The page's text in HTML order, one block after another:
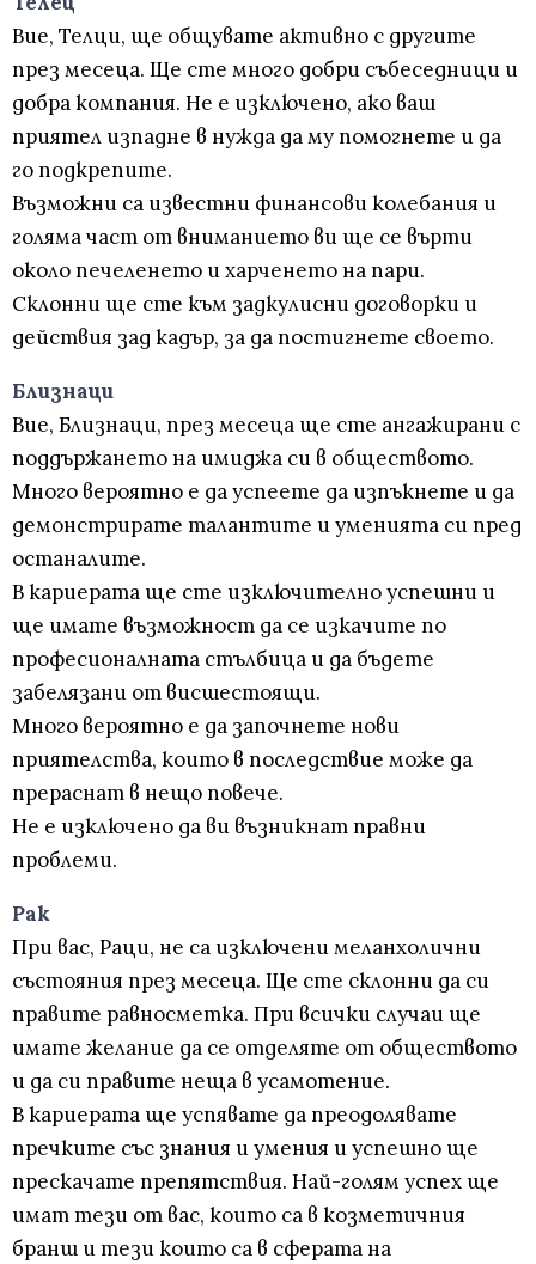
Вие, Телци, ще общувате активно с другите
през месеца. Ще сте много добри събеседници и
добра компания. Не е изключено, ако ваш
приятел изпадне в нужда да му помогнете и да
го подкрепите.
Възможни са известни финансови колебания и
голяма част от вниманието ви ще се върти
около печеленето и харченето на пари.
Склонни ще сте към задкулисни договорки и
действия зад кадър, за да постигнете своето.
Близнаци
Вие, Близнаци, през месеца ще сте ангажирани с
поддържането на имиджа си в обществото.
Много вероятно е да успеете да изпъкнете и да
демонстрирате талантите и уменията си пред
останалите.
В кариерата ще сте изключително успешни и
ще имате възможност да се изкачите по
професионалната стълбица и да бъдете
забелязани от висшестоящи.
Много вероятно е да започнете нови
приятелства, които в последствие може да
прераснат в нещо повече.
Не е изключено да ви възникнат правни
проблеми.
Рак
При вас, Раци, не са изключени меланхолични
състояния през месеца. Ще сте склонни да си
правите равносметка. При всички случаи ще
имате желание да се отделяте от обществото
и да си правите неща в усамотение.
В кариерата ще успявате да преодолявате
пречките със знания и умения и успешно ще
прескачате препятствия. Най-голям успех ще
имат тези от вас, които са в козметичния
бранш и тези които са в сферата на